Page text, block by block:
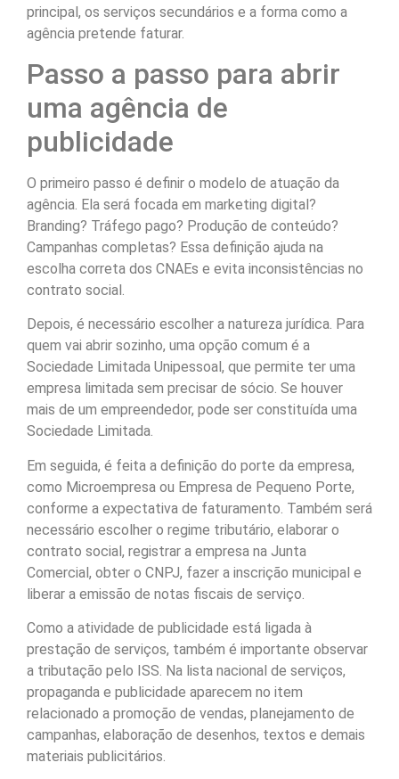
principal, os serviços secundários e a forma como a
agência pretende faturar.
Passo a passo para abrir
uma agência de
publicidade
O primeiro passo é definir o modelo de atuação da
agência. Ela será focada em marketing digital?
Branding? Tráfego pago? Produção de conteúdo?
Campanhas completas? Essa definição ajuda na
escolha correta dos CNAEs e evita inconsistências no
contrato social.
Depois, é necessário escolher a natureza jurídica. Para
quem vai abrir sozinho, uma opção comum é a
Sociedade Limitada Unipessoal, que permite ter uma
empresa limitada sem precisar de sócio. Se houver
mais de um empreendedor, pode ser constituída uma
Sociedade Limitada.
Em seguida, é feita a definição do porte da empresa,
como Microempresa ou Empresa de Pequeno Porte,
conforme a expectativa de faturamento. Também será
necessário escolher o regime tributário, elaborar o
contrato social, registrar a empresa na Junta
Comercial, obter o CNPJ, fazer a inscrição municipal e
liberar a emissão de notas fiscais de serviço.
Como a atividade de publicidade está ligada à
prestação de serviços, também é importante observar
a tributação pelo ISS. Na lista nacional de serviços,
propaganda e publicidade aparecem no item
relacionado a promoção de vendas, planejamento de
campanhas, elaboração de desenhos, textos e demais
materiais publicitários.